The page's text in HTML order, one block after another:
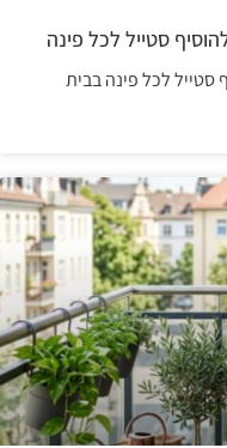
סטייל לכל פינה
לכל פינה בבית